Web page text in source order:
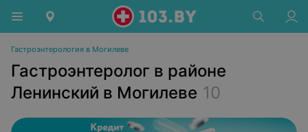
Гастроэнтерология в Могилеве
Гастроэнтеролог в районе
Ленинский в Могилеве 10